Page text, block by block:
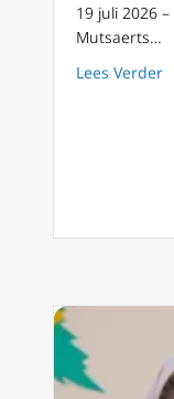
19 juli 2026
Mutsaerts…
Lees Verder